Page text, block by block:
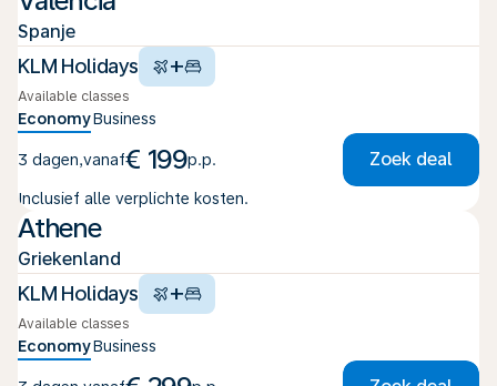
Spanje
KLM Holidays +
Available classes
EconomyBusiness
3 dagen,vanaf€ 199p.p. Zoek deal
Inclusief alle verplichte kosten.
Athene
Griekenland
KLM Holidays +
Available classes
EconomyBusiness